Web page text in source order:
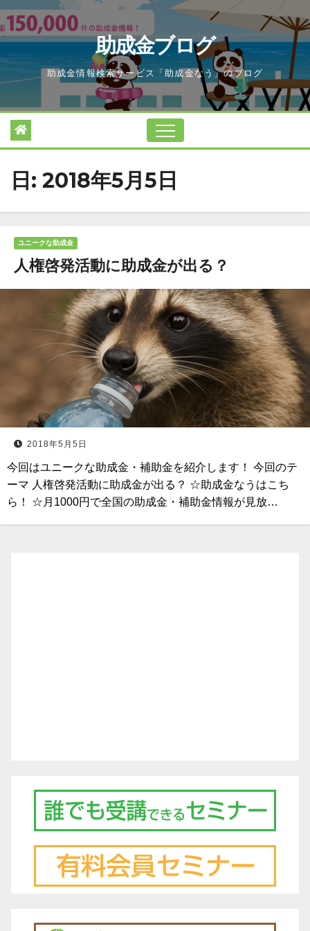
Skip
to
content
助成金ブログ
助成金情報検索サービス「助成金なう」のブログ
日: 2018年5月5日
ユニークな助成金
人権啓発活動に助成金が出る？
2018年5月5日
今回はユニークな助成金・補助金を紹介します！ 今回のテ
ーマ 人権啓発活動に助成金が出る？ ☆助成金なうはこち
ら！ ☆月1000円で全国の助成金・補助金情報が見放…